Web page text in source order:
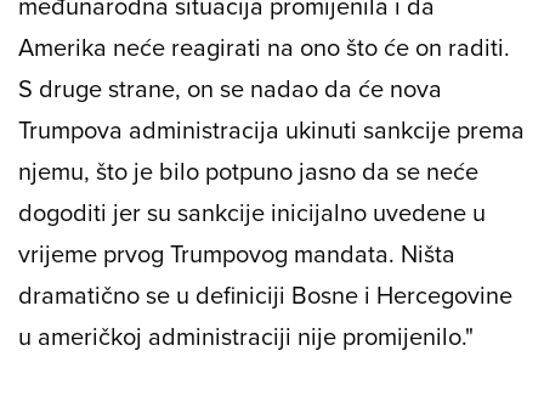
Amerika neće reagirati na ono što će on raditi.
S druge strane, on se nadao da će nova
Trumpova administracija ukinuti sankcije prema
njemu, što je bilo potpuno jasno da se neće
dogoditi jer su sankcije inicijalno uvedene u
vrijeme prvog Trumpovog mandata. Ništa
dramatično se u definiciji Bosne i Hercegovine
u američkoj administraciji nije promijenilo."